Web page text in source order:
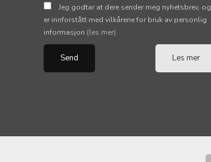
Jeg godtar at dere sender meg nyhetsbrev, og
er innforstått med vilkårene for bruk av personlig
informasjon (les mer)
Les mer